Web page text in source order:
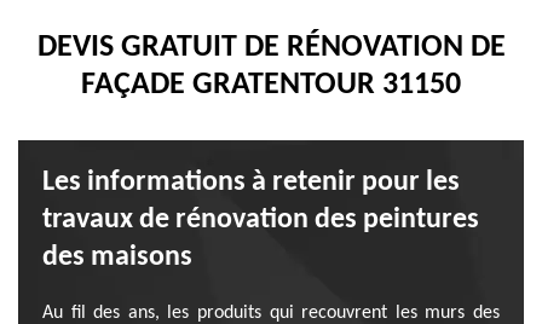
DEVIS GRATUIT DE RÉNOVATION DE
FAÇADE GRATENTOUR 31150
Les informations à retenir pour les
travaux de rénovation des peintures
des maisons
Au fil des ans, les produits qui recouvrent les murs des